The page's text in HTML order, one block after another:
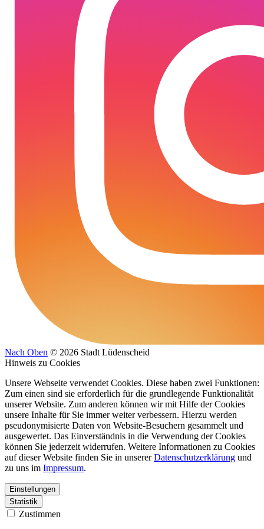
Nach Oben © 2026 Stadt Lüdenscheid
Hinweis zu Cookies
Unsere Webseite verwendet Cookies. Diese haben zwei Funktionen:
Zum einen sind sie erforderlich für die grundlegende Funktionalität
unserer Website. Zum anderen können wir mit Hilfe der Cookies
unsere Inhalte für Sie immer weiter verbessern. Hierzu werden
pseudonymisierte Daten von Website-Besuchern gesammelt und
ausgewertet. Das Einverständnis in die Verwendung der Cookies
können Sie jederzeit widerrufen. Weitere Informationen zu Cookies
auf dieser Website finden Sie in unsererDatenschutzerklärung und
zu uns im Impressum.
Einstellungen
Statistik
Zustimmen